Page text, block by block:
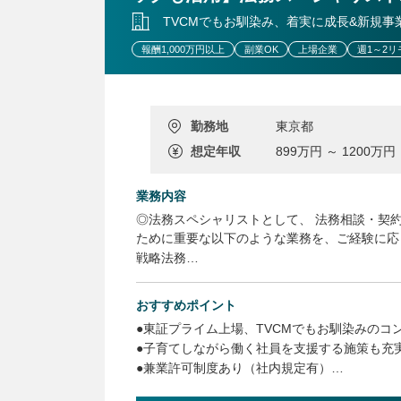
TVCMでもお馴染み、着実に成長&新規
報酬1,000万円以上 副業OK 上場企業 週1～2リ
勤務地
東京都
想定年収
899万円 ～ 1200万円
業務内容
◎法務スペシャリストとして、 法務相談・契
ために重要な以下のような業務を、ご経験に
戦略法務
から実行までを主導
業務の仕組み化・DX
業務の標準化やナレッジマネジメント、AI・
させる基盤づくり
グループ全体のガバナンス設計
LIFULLグループ全体のリスク管理、コンプラ
おすすめポイント
●東証プライム上場、TVCMでもお馴染みのコ
●子育てしながら働く社員を支援する施策も充
●兼業許可制度あり（社内規定有）